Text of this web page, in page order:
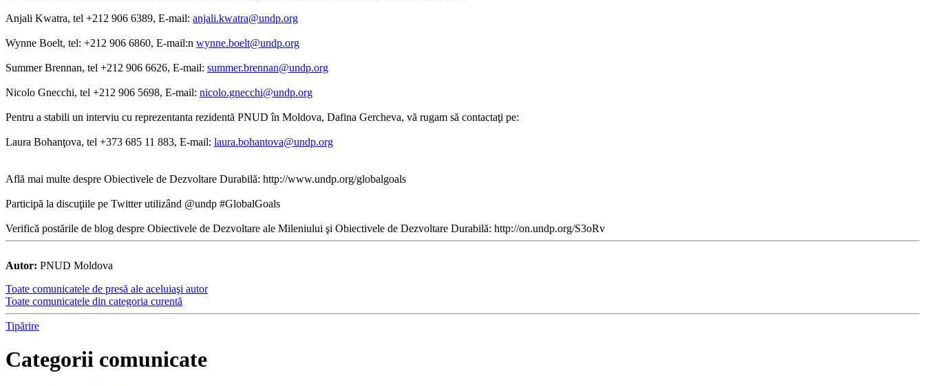
Anjali Kwatra, tel +212 906 6389, E-mail: anjali.kwatra@undp.org
Wynne Boelt, tel: +212 906 6860, E-mail:n wynne.boelt@undp.org
Summer Brennan, tel +212 906 6626, E-mail: summer.brennan@undp.org
Nicolo Gnecchi, tel +212 906 5698, E-mail: nicolo.gnecchi@undp.org
Pentru a stabili un interviu cu reprezentanta rezidentă PNUD în Moldova, Dafina Gercheva, vă rugam să contactaţi pe:
Laura Bohanţova, tel +373 685 11 883, E-mail: laura.bohantova@undp.org
Află mai multe despre Obiectivele de Dezvoltare Durabilă: http://www.undp.org/globalgoals
Participă la discuţiile pe Twitter utilizând @undp #GlobalGoals
Verifică postările de blog despre Obiectivele de Dezvoltare ale Mileniului şi Obiectivele de Dezvoltare Durabilă: http://on.undp.org/S3oRv
Autor: PNUD Moldova
Toate comunicatele de presă ale aceluiaşi autor
Toate comunicatele din categoria curentă
Tipărire
Categorii comunicate